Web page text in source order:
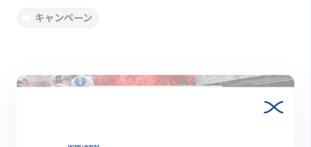
キャンペーン